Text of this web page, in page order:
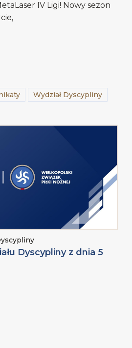
IV Ligi! Nowy sezon
Wydział Dyscypliny
Dyscypliny z dnia 5